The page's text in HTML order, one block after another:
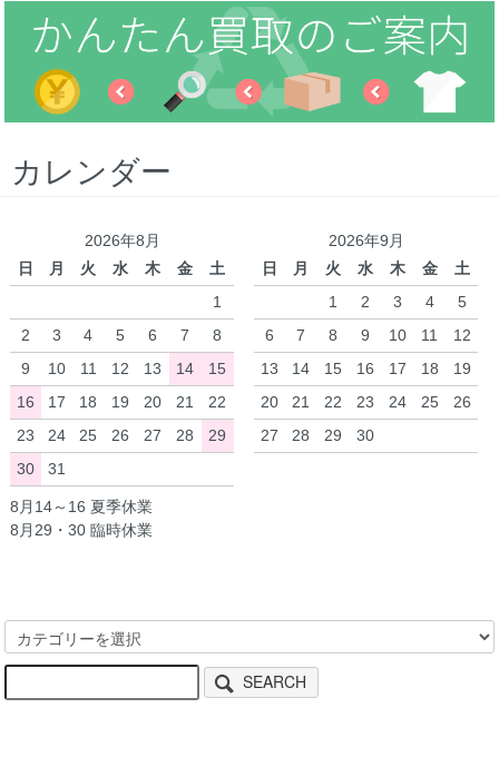
カレンダー
2026年8月
日
月 火 水 木 金
土
1
2
3 4 5 6 7
8
9
10 11 12 13 14
15
16
17 18 19 20 21
22
23
24 25 26 27 28
29
30
31
2026年9月
日
月 火 水 木 金
土
1
2 3 4
5
6
7 8 9 10 11
12
13
14 15 16 17 18
19
20
21 22 23 24 25
26
27
28 29 30
8月14～16 夏季休業
8月29・30 臨時休業
SEARCH